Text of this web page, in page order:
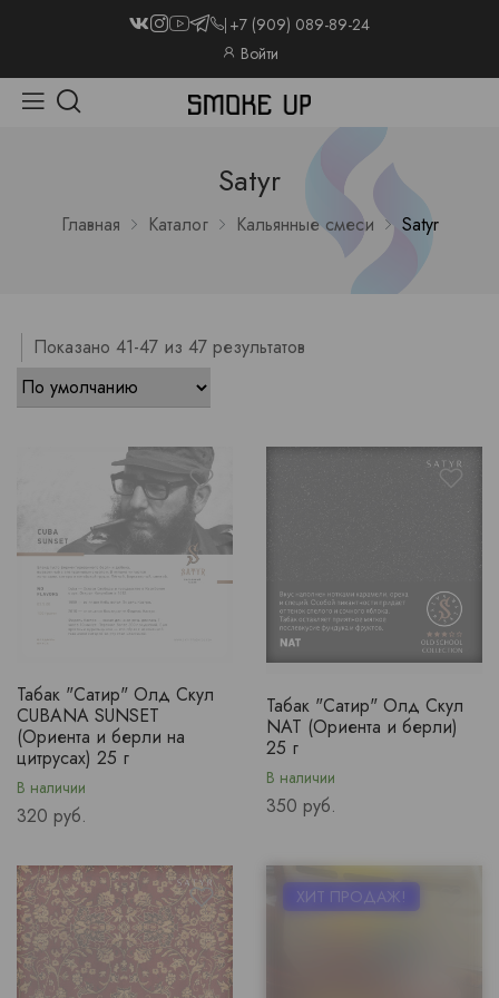
+7 (909) 089-89-24
Войти
Satyr
Главная Каталог Кальянные смеси Satyr
Показано 41-47 из 47 результатов
Табак "Сатир" Олд Скул
CUBANA SUNSET
(Ориента и берли на
цитрусах) 25 г
В наличии
Price
320 руб.
Табак "Сатир" Олд Скул
NAT (Ориента и берли)
25 г
В наличии
Price
350 руб.
ХИТ ПРОДАЖ!